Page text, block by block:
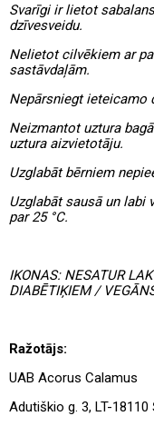
Svarīgi ir lietot
dzīvesveidu.
Nelietot cilvēkiem ar
sastāvdaļām.
Nepārsniegt ieteicamo
Neizmantot uztura
uztura aizvietotāju.
Uzglabāt bērniem
Uzglabāt sausā un labi
par 25 °C.
IKONAS: NESATUR
DIABĒTIĶIEM /
Ražotājs:
UAB Acorus Calamus
Adutiškio g. 3, LT-